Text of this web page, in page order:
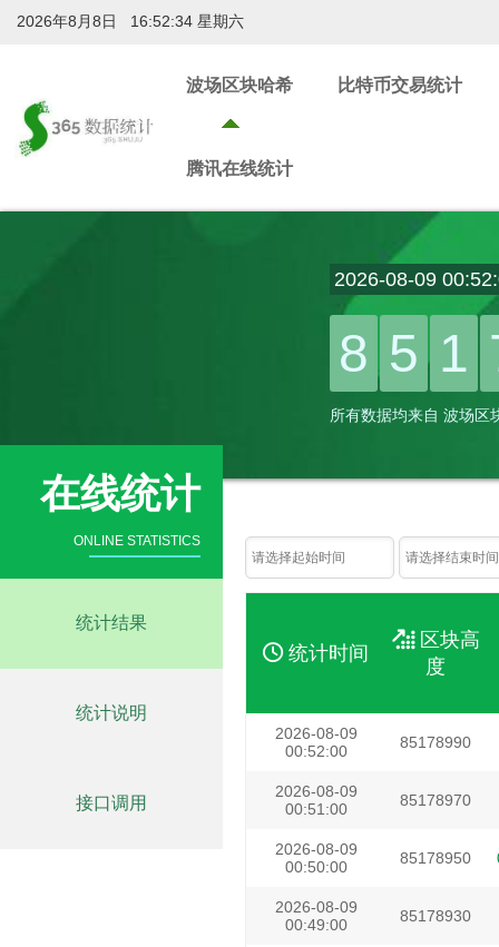
2026年8月8日 16:52:35 星期六
波场区块哈希 比特币交易统计
腾讯在线统计
2026-08-09
8 5 1
所有数据均来自 波场区
在线统计
ONLINE STATISTICS
统计结果
统计说明
接口调用
统计时间
区块高
度
2026-08-09
00:52:00
85178990
2026-08-09
00:51:00
85178970
2026-08-09
00:50:00
85178950
2026-08-09
00:49:00
85178930